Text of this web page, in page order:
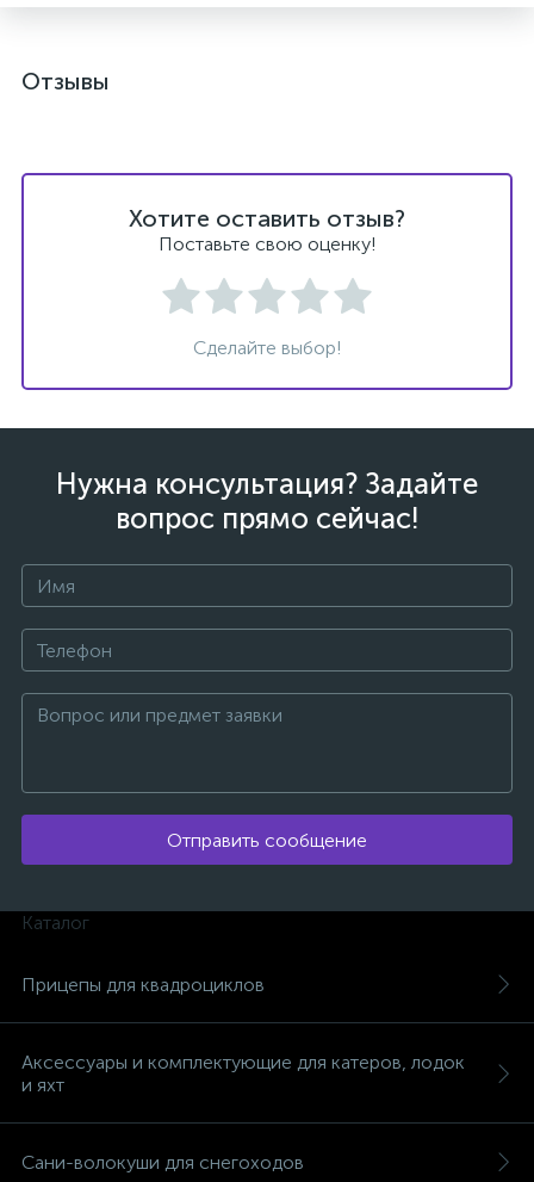
Отзывы
Хотите оставить отзыв?
Поставьте свою оценку!
Сделайте выбор!
Нужна консультация? Задайте
вопрос прямо сейчас!
Отправить сообщение
Каталог
Прицепы для квадроциклов
Аксессуары и комплектующие для катеров, лодок
и яхт
Сани-волокуши для снегоходов